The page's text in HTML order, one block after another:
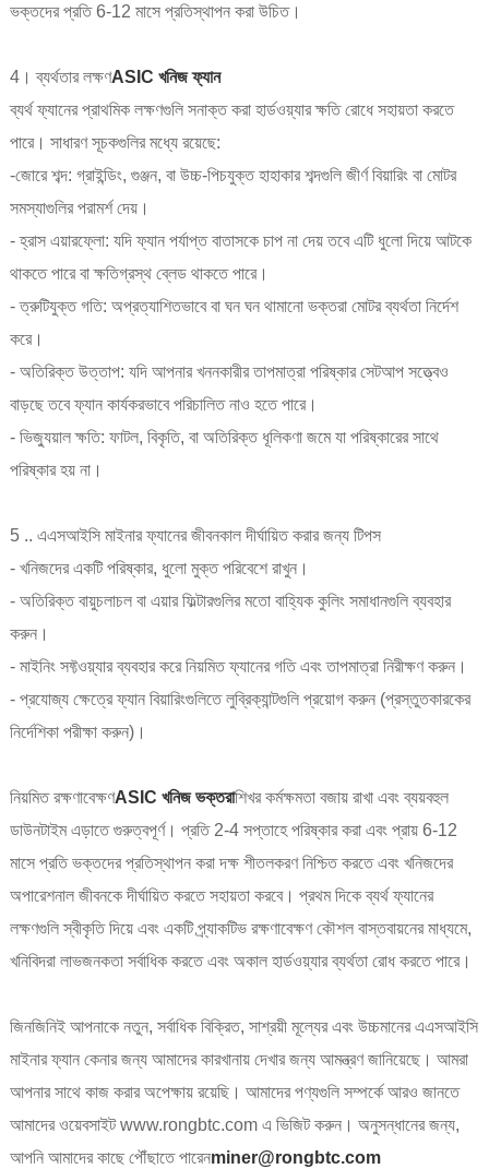
ভক্তদের প্রতি 6-12 মাসে প্রতিস্থাপন করা উচিত।
4। ব্যর্থতার লক্ষণASIC খনিজ ফ্যান
ব্যর্থ ফ্যানের প্রাথমিক লক্ষণগুলি সনাক্ত করা হার্ডওয়্যার ক্ষতি রোধে সহায়তা করতে
পারে। সাধারণ সূচকগুলির মধ্যে রয়েছে:
-জোরে শব্দ: গ্রাইন্ডিং, গুঞ্জন, বা উচ্চ-পিচযুক্ত হাহাকার শব্দগুলি জীর্ণ বিয়ারিং বা মোটর
সমস্যাগুলির পরামর্শ দেয়।
- হ্রাস এয়ারফ্লো: যদি ফ্যান পর্যাপ্ত বাতাসকে চাপ না দেয় তবে এটি ধুলো দিয়ে আটকে
থাকতে পারে বা ক্ষতিগ্রস্থ ব্লেড থাকতে পারে।
- ত্রুটিযুক্ত গতি: অপ্রত্যাশিতভাবে বা ঘন ঘন থামানো ভক্তরা মোটর ব্যর্থতা নির্দেশ
করে।
- অতিরিক্ত উত্তাপ: যদি আপনার খননকারীর তাপমাত্রা পরিষ্কার সেটআপ সত্ত্বেও
বাড়ছে তবে ফ্যান কার্যকরভাবে পরিচালিত নাও হতে পারে।
- ভিজ্যুয়াল ক্ষতি: ফাটল, বিকৃতি, বা অতিরিক্ত ধূলিকণা জমে যা পরিষ্কারের সাথে
পরিষ্কার হয় না।
5 .. এএসআইসি মাইনার ফ্যানের জীবনকাল দীর্ঘায়িত করার জন্য টিপস
- খনিজদের একটি পরিষ্কার, ধুলো মুক্ত পরিবেশে রাখুন।
- অতিরিক্ত বায়ুচলাচল বা এয়ার ফিল্টারগুলির মতো বাহ্যিক কুলিং সমাধানগুলি ব্যবহার
করুন।
- মাইনিং সফ্টওয়্যার ব্যবহার করে নিয়মিত ফ্যানের গতি এবং তাপমাত্রা নিরীক্ষণ করুন।
- প্রযোজ্য ক্ষেত্রে ফ্যান বিয়ারিংগুলিতে লুব্রিক্যান্টগুলি প্রয়োগ করুন (প্রস্তুতকারকের
নির্দেশিকা পরীক্ষা করুন)।
নিয়মিত রক্ষণাবেক্ষণASIC খনিজ ভক্তরাশিখর কর্মক্ষমতা বজায় রাখা এবং ব্যয়বহুল
ডাউনটাইম এড়াতে গুরুত্বপূর্ণ। প্রতি 2-4 সপ্তাহে পরিষ্কার করা এবং প্রায় 6-12
মাসে প্রতি ভক্তদের প্রতিস্থাপন করা দক্ষ শীতলকরণ নিশ্চিত করতে এবং খনিজদের
অপারেশনাল জীবনকে দীর্ঘায়িত করতে সহায়তা করবে। প্রথম দিকে ব্যর্থ ফ্যানের
লক্ষণগুলি স্বীকৃতি দিয়ে এবং একটি প্র্যাকটিভ রক্ষণাবেক্ষণ কৌশল বাস্তবায়নের মাধ্যমে,
খনিবিদরা লাভজনকতা সর্বাধিক করতে এবং অকাল হার্ডওয়্যার ব্যর্থতা রোধ করতে পারে।
জিনজিনিই আপনাকে নতুন, সর্বাধিক বিক্রিত, সাশ্রয়ী মূল্যের এবং উচ্চমানের এএসআইসি
মাইনার ফ্যান কেনার জন্য আমাদের কারখানায় দেখার জন্য আমন্ত্রণ জানিয়েছে। আমরা
আপনার সাথে কাজ করার অপেক্ষায় রয়েছি। আমাদের পণ্যগুলি সম্পর্কে আরও জানতে
আমাদের ওয়েবসাইট www.rongbtc.com এ ভিজিট করুন। অনুসন্ধানের জন্য,
আপনি আমাদের কাছে পৌঁছাতে পারেনminer@rongbtc.com